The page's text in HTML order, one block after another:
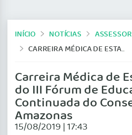
INÍCIO NOTÍCIAS
CARREIRA MÉDICA DE ESTADO É TEMA DO III FÓRUM DE EDUCAÇÃO MÉDICA CONTINUADA DO CONSELHO DO AMAZONAS
Carreira Médica de
do III Fórum de
Continuada do
Amazonas
15/08/2019 | 17:43